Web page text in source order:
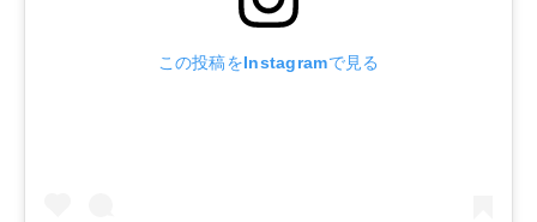
この投稿をInstagramで見る